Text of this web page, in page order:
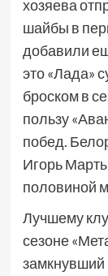
хозяева
шайбы в
добавили
это «Лада»
броском в
пользу
побед.
Игорь
половиной
Лучшему
сезоне
замкнувший